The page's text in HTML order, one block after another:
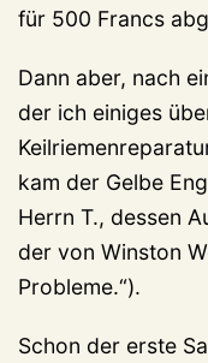
für 500 Francs
Dann aber, nach
der ich einiges
kam der Gelbe
Herrn T., dessen
der von Winston
Probleme.“).
Schon der erste